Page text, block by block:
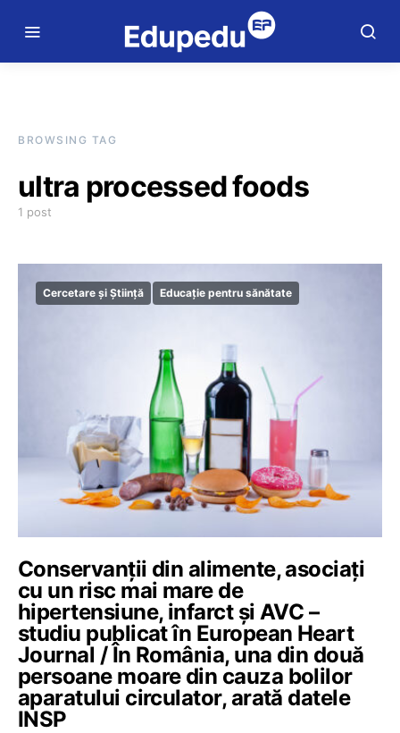
BROWSING TAG
ultra processed foods
1 post
Cercetare și Știință Educație pentru sănătate
Conservanții din alimente, asociați
cu un risc mai mare de
hipertensiune, infarct și AVC –
studiu publicat în European Heart
Journal / În România, una din două
persoane moare din cauza bolilor
aparatului circulator, arată datele
INSP